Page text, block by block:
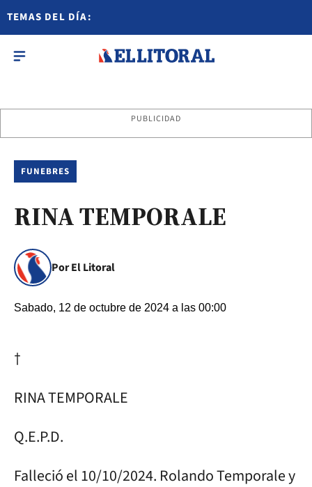
TEMAS DEL DÍA:
PUBLICIDAD
FUNEBRES
RINA TEMPORALE
Por El Litoral
Sabado, 12 de octubre de 2024 a las 00:00
†
RINA TEMPORALE
Q.E.P.D.
Falleció el 10/10/2024. Rolando Temporale y